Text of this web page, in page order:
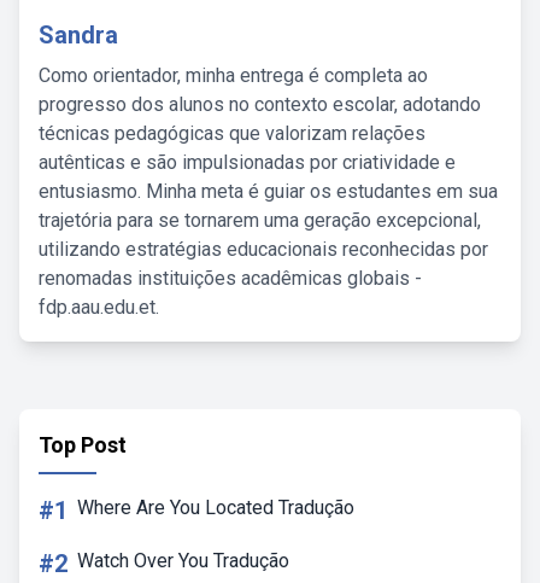
Sandra
Como orientador, minha entrega é completa ao
progresso dos alunos no contexto escolar, adotando
técnicas pedagógicas que valorizam relações
autênticas e são impulsionadas por criatividade e
entusiasmo. Minha meta é guiar os estudantes em sua
trajetória para se tornarem uma geração excepcional,
utilizando estratégias educacionais reconhecidas por
renomadas instituições acadêmicas globais -
fdp.aau.edu.et.
Top Post
#1 Where Are You Located Tradução
#2 Watch Over You Tradução